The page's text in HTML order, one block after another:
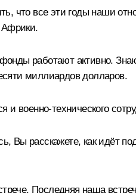
что все эти годы наши
Африки.
работают активно.
миллиардов долларов.
и военно‑технического
расскажете, как идёт
Последняя наша